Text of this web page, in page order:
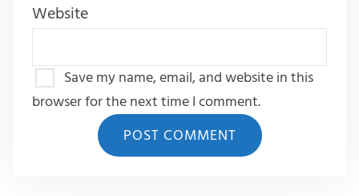
Website
Save my name, email, and website in this
browser for the next time I comment.